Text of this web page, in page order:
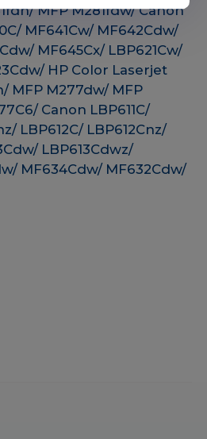
MFP M281fdw/ Canon
MF641Cw/ MF642Cdw/
MF645Cx/ LBP621Cw/
HP Color Laserjet
MFP M277dw/ MFP
Canon LBP611C/
LBP612C/ LBP612Cnz/
LBP613Cdwz/
MF634Cdw/ MF632Cdw/